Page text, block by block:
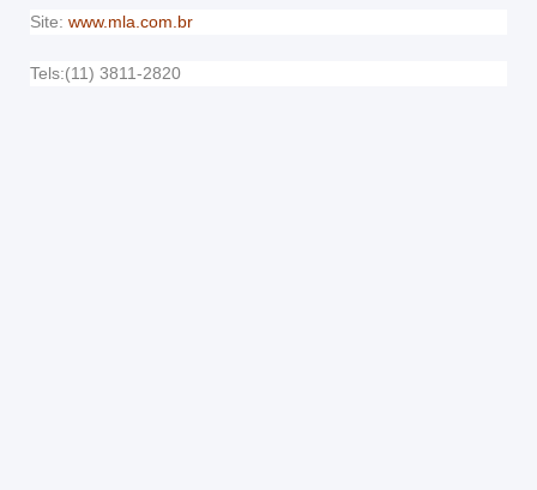
Site: www.mla.com.br
Tels:(11) 3811-2820